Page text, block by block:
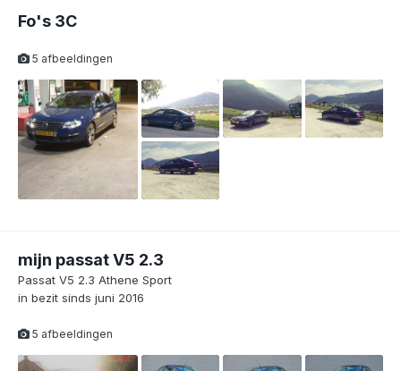
Fo's 3C
5 afbeeldingen
mijn passat V5 2.3
Passat V5 2.3 Athene Sport
in bezit sinds juni 2016
5 afbeeldingen